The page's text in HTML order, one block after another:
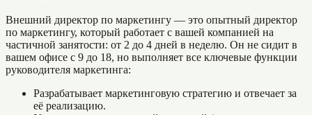
Внешний директор по маркетингу — это опытный директор
по маркетингу, который работает с вашей компанией на
частичной занятости: от 2 до 4 дней в неделю. Он не сидит в
вашем офисе с 9 до 18, но выполняет все ключевые функции
руководителя маркетинга:
Разрабатывает маркетинговую стратегию и отвечает за
её реализацию.